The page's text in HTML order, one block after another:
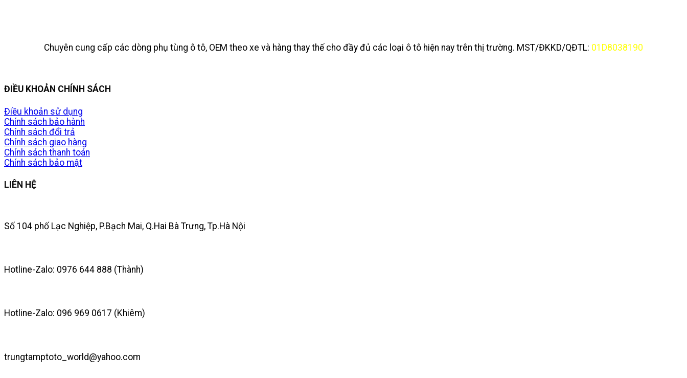
Chuyên cung cấp các dòng phụ tùng ô tô, OEM theo xe và hàng thay thế cho đầy đủ các loại ô tô hiện nay trên thị trường. MST/ĐKKD/QĐTL: 01D8038190
ĐIỀU KHOẢN CHÍNH SÁCH
Điều khoản sử dụng
Chính sách bảo hành
Chính sách đổi trả
Chính sách giao hàng
Chính sách thanh toán
Chính sách bảo mật
LIÊN HỆ
Số 104 phố Lạc Nghiệp, P.Bạch Mai, Q.Hai Bà Trưng, Tp.Hà Nội
Hotline-Zalo: 0976 644 888 (Thành)
Hotline-Zalo: 096 969 0617 (Khiêm)
trungtamptoto_world@yahoo.com